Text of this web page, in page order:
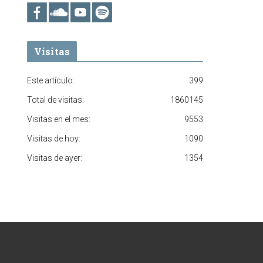
Visitas
399
Este artículo:
1860145
Total de visitas:
9553
Visitas en el mes:
1090
Visitas de hoy:
1354
Visitas de ayer: